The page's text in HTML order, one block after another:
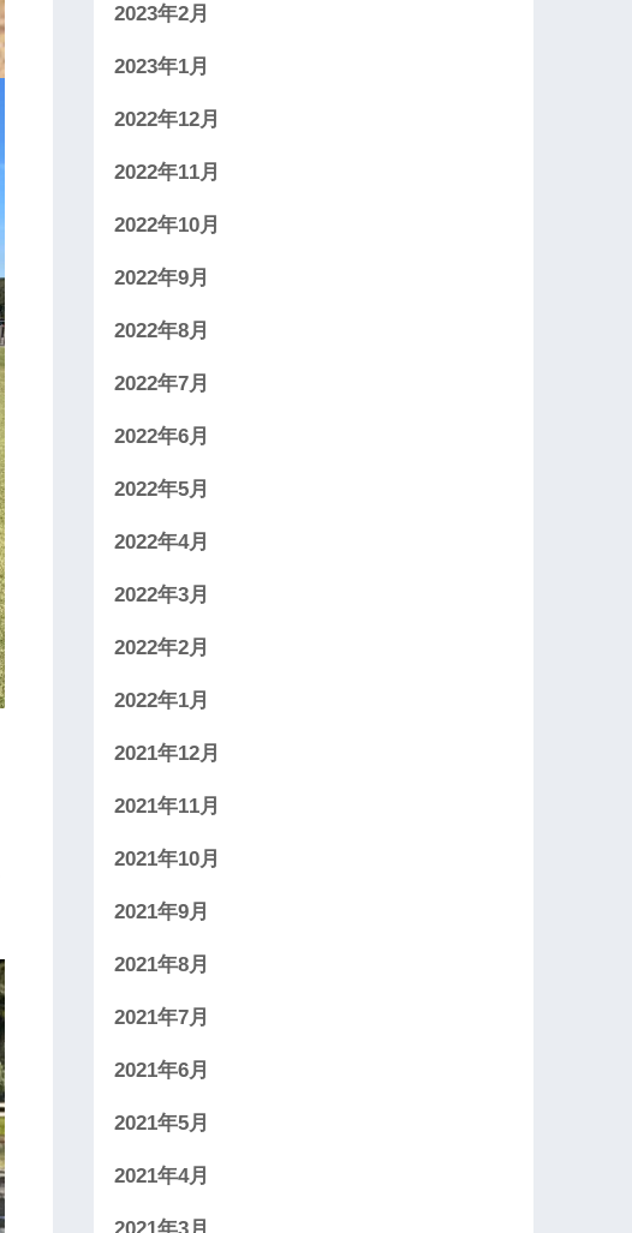
2023年2月
2023年1月
2022年12月
2022年11月
2022年10月
2022年9月
2022年8月
2022年7月
2022年6月
2022年5月
2022年4月
2022年3月
2022年2月
2022年1月
2021年12月
2021年11月
2021年10月
2021年9月
2021年8月
2021年7月
2021年6月
2021年5月
2021年4月